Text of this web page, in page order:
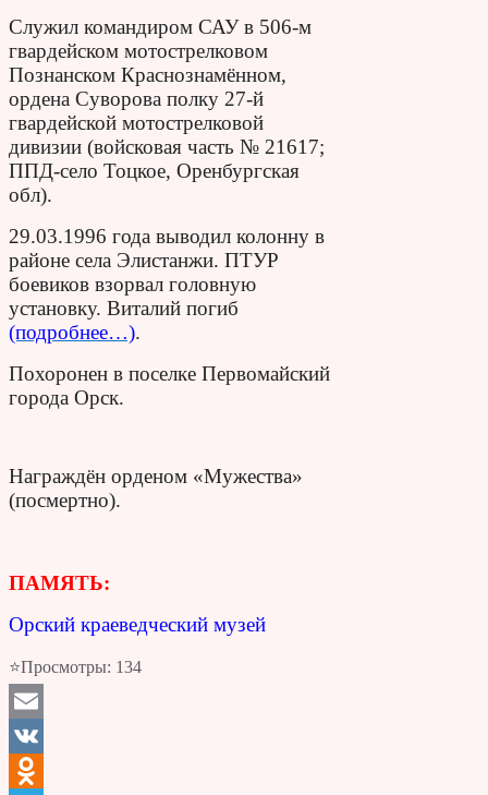
Служил командиром САУ в 506-м
гвардейском мотострелковом
Познанском Краснознамённом,
ордена Суворова полку 27-й
гвардейской мотострелковой
дивизии (войсковая часть № 21617;
ППД-село Тоцкое, Оренбургская
обл).
29.03.1996 года выводил колонну в
районе села Элистанжи. ПТУР
боевиков взорвал головную
установку. Виталий погиб
(подробнее…).
Похоронен в поселке Первомайский
города Орск.
Награждён орденом «Мужества»
(посмертно).
ПАМЯТЬ:
Орский краеведческий музей
⭐Просмотры: 134
Email
VK